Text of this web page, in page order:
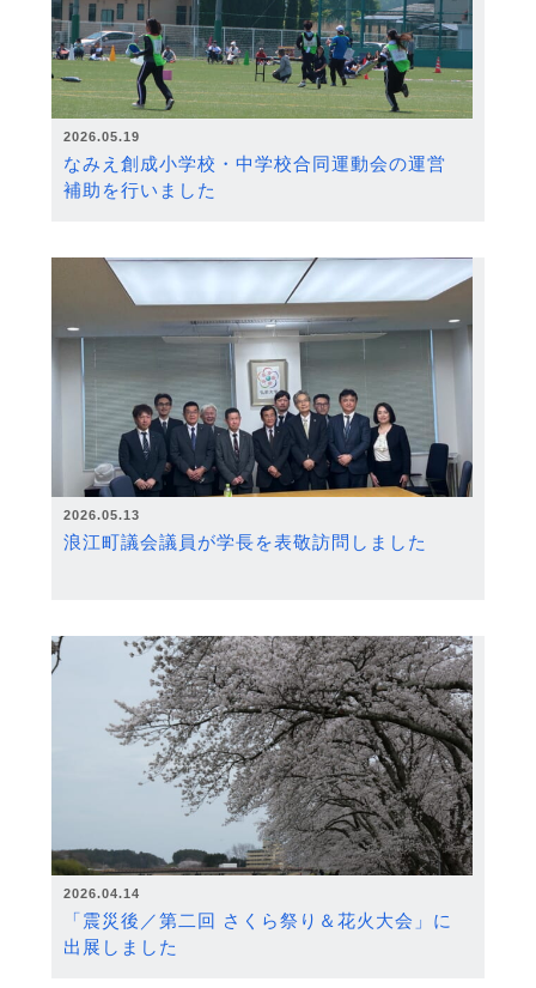
2026.05.19
なみえ創成小学校・中学校合同運動会の運営
補助を行いました
2026.05.13
浪江町議会議員が学長を表敬訪問しました
2026.04.14
「震災後／第二回 さくら祭り＆花火大会」に
出展しました